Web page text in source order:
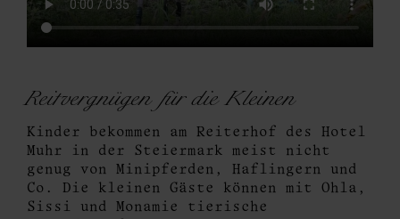
Reitvergnügen für die Kleinen
Kinder bekommen am Reiterhof des Hotel
Muhr in der Steiermark meist nicht
genug von Minipferden, Haflingern und
Co. Die kleinen Gäste können mit Ohla,
Sissi und Monamie tierische